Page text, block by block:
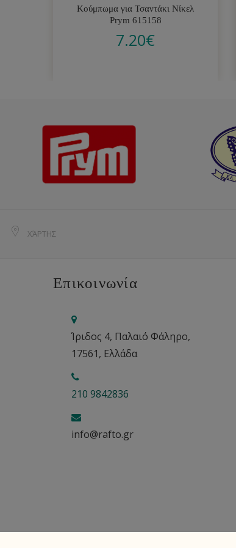
Κούμπωμα για Τσαντάκι Νίκελ
Prym 615158
7.20€
ΧΆΡΤΗΣ
Επικοινωνία
Ίριδος 4, Παλαιό Φάληρο,
17561, Ελλάδα
210 9842836
info@rafto.gr